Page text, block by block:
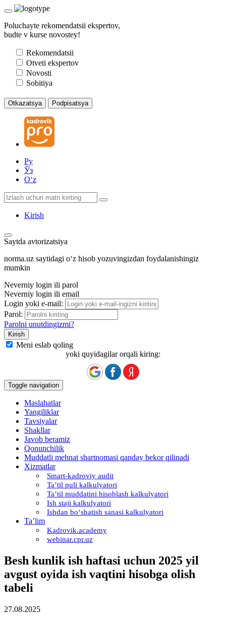
Poluchayte rekomendatsii ekspertov,
budte v kurse novostey!
Rekomendatsii
Otveti ekspertov
Novosti
Sobitiya
Otkazatsya Podpisatsya
Ру
Ўз
Oʻz
Kirish
Saytda avtorizatsiya
norma.uz saytidagi oʻz hisob yozuvingizdan foydalanishingiz
mumkin
Neverniy login ili parol
Neverniy login ili email
Login yoki e-mail:
Parol:
Parolni unutdingizmi?
Meni eslab qoling
yoki quyidagilar orqali kiring:
Toggle navigation
Maslahatlar
Yangiliklar
Tavsiyalar
Shakllar
Javob beramiz
Qonunchilik
Muddatli mehnat shartnomasi qanday bekor qilinadi
Xizmatlar
Smart-kadroviy audit
Ta’til puli kalkulyatori
Ta’til muddatini hisoblash kalkulyatori
Ish staji kalkulyatori
Ishdan boʻshatish sanasi kalkulyatori
Ta’lim
Kadrovik.academy
webinar.cpr.uz
Besh kunlik ish haftasi uchun 2025 yil
avgust oyida ish vaqtini hisobga olish
tabeli
27.08.2025